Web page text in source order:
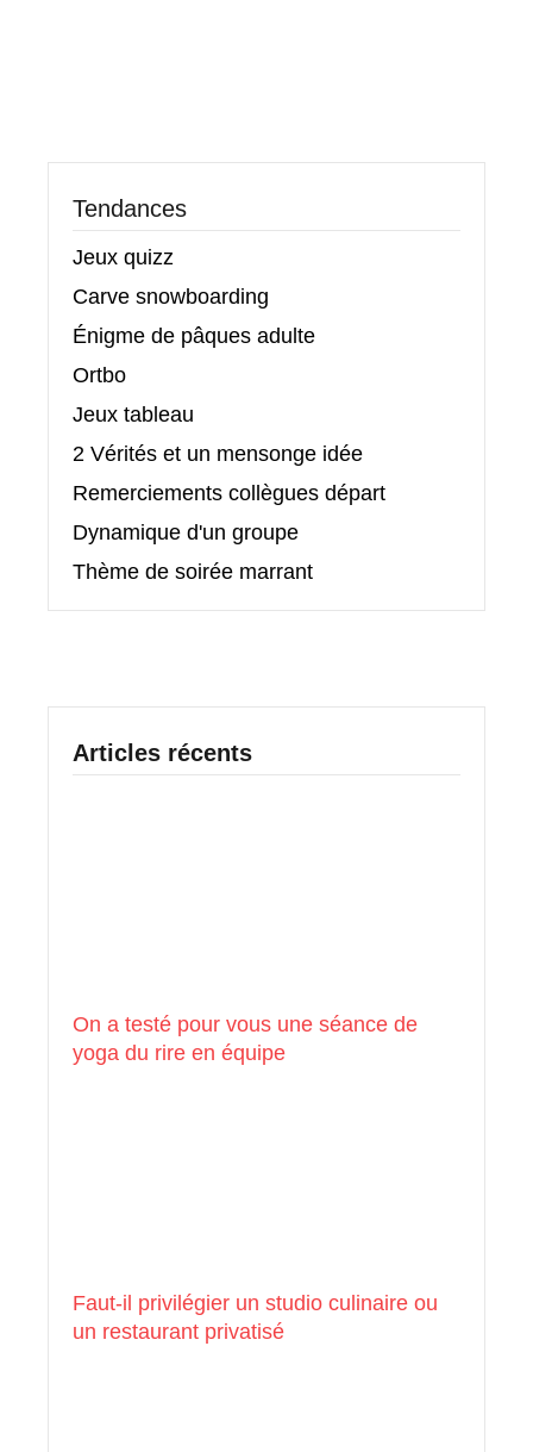
Tendances
Jeux quizz
Carve snowboarding
Énigme de pâques adulte
Ortbo
Jeux tableau
2 Vérités et un mensonge idée
Remerciements collègues départ
Dynamique d'un groupe
Thème de soirée marrant
Articles récents
On a testé pour vous une séance de
yoga du rire en équipe
Faut-il privilégier un studio culinaire ou
un restaurant privatisé